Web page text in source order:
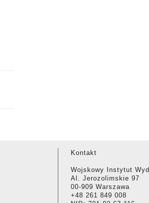
Kontakt
Wojskowy Instytut
Al. Jerozolimskie 97
00-909 Warszawa
+48 261 849 008